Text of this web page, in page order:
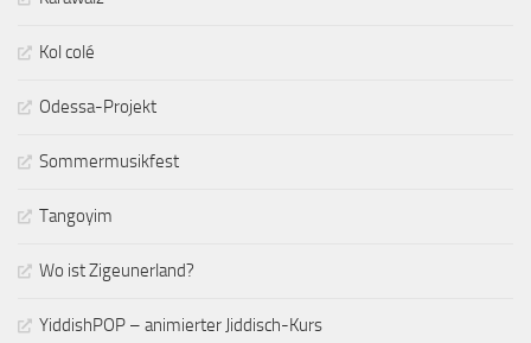
Kol colé
Odessa-Projekt
Sommermusikfest
Tangoyim
Wo ist Zigeunerland?
YiddishPOP – animierter Jiddisch-Kurs